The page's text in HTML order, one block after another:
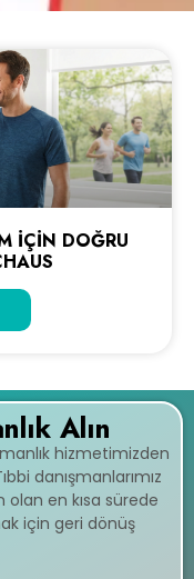
İÇIN DOĞRU
Alın
hizmetimizden
danışmanlarımız
en kısa sürede
için geri dönüş